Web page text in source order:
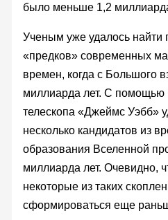
было меньше 1,2
Ученым уже удалось найти
«предков» современных
времен, когда с Большого
миллиарда лет. С помощью
телескопа «Джеймс Уэбб»
несколько кандидатов из
образования Вселенной
миллиарда лет. Очевидно,
некоторые из таких
сформироваться еще